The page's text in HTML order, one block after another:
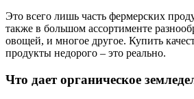
Это всего лишь часть фермерских
также в большом ассортименте
овощей, и многое другое. Купить
продукты недорого – это реально.
Что дает органическое